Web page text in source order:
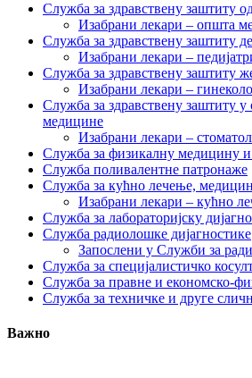
Служба за здравствену заштиту
Изабрани лекари – општа
Служба за здравствену заштиту
Изабрани лекари –
Служба за здравствену заштиту
Изабрани лекари –
Служба за здравствену заштиту у
медицине
Изабрани лекари –
Служба за физикалну медицину и
Служба поливалентне патронаже
Служба за кућно лечење,
Изабрани лекари – кућно
Служба за лабораторијску
Служба радиолошке дијагностике
Запослени у Служби за
Служба за специјалистичко
Служба за правне и економско-
Служба за техничке и друге
Важно